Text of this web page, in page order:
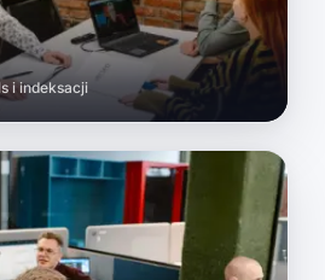
i indeksacji